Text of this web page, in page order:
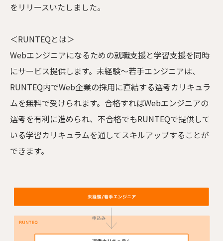
をリリースいたしました。
＜RUNTEQとは＞
Webエンジニアになるための就職支援と学習支援を同時
にサービス提供します。未経験〜若手エンジニアは、
RUNTEQ内でWeb企業の採用に直結する選考カリキュラ
ムを無料で受けられます。合格すればWebエンジニアの
選考を有利に進められ、不合格でもRUNTEQで提供して
いる学習カリキュラムを通してスキルアップすることが
できます。